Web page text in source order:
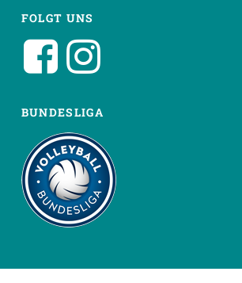
FOLGT UNS
BUNDESLIGA